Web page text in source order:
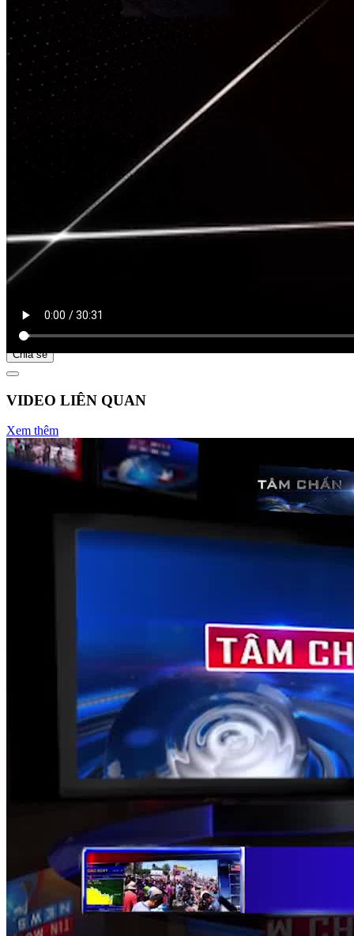
Bắt đầu tại
Chia sẻ
VIDEO LIÊN QUAN
Xem thêm